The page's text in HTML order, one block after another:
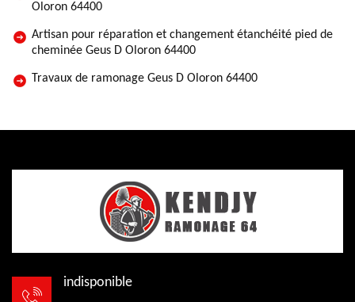
Oloron 64400
Artisan pour réparation et changement étanchéité pied de
cheminée Geus D Oloron 64400
Travaux de ramonage Geus D Oloron 64400
indisponible